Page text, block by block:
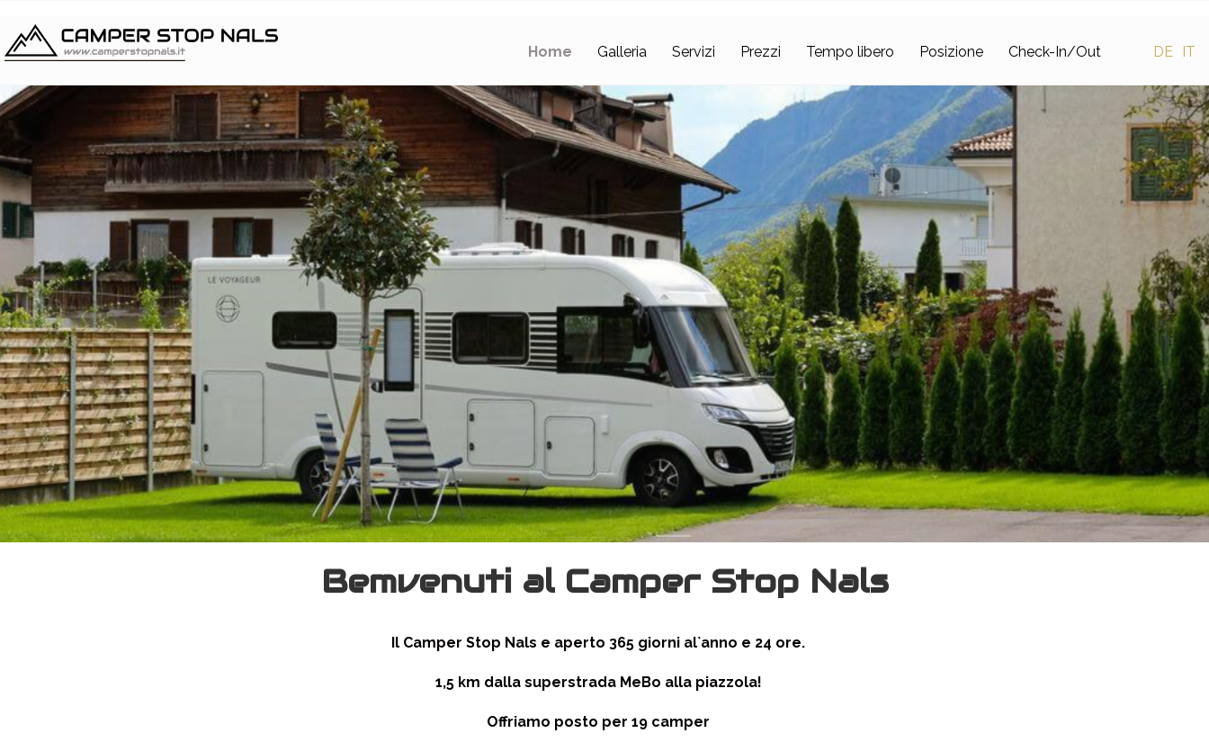
Home Galleria Servizi Prezzi Tempo libero Posizione Check-In/Out DE IT
Bemvenuti al Camper Stop Nals
Il Camper Stop Nals e aperto 365 giorni al`anno e 24 ore.
1,5 km dalla superstrada MeBo alla piazzola!
Offriamo posto per 19 camper